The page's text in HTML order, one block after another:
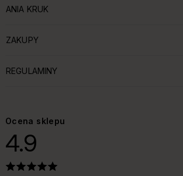
ROZWIŃ SEKCJĘ:
ANIA KRUK
ROZWIŃ SEKCJĘ:
ZAKUPY
ROZWIŃ SEKCJĘ:
REGULAMINY
Ocena sklepu
4.9